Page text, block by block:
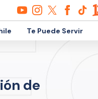
Te Puede Servir
de